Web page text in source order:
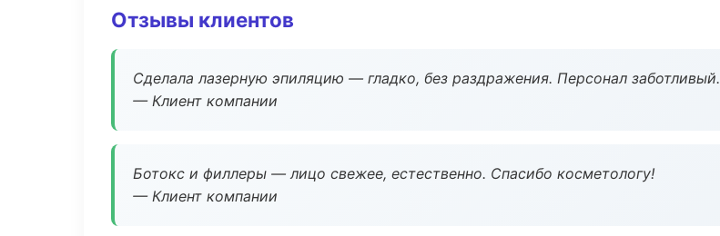
Отзывы клиентов
Сделала лазерную эпиляцию — гладко, без раздражения. Персонал заботливый.
— Клиент компании
Ботокс и филлеры — лицо свежее, естественно. Спасибо косметологу!
— Клиент компании